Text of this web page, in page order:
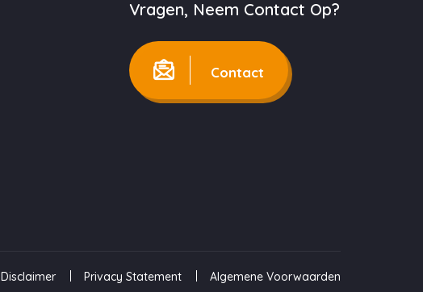
Vragen, Neem Contact Op?
Contact
Disclaimer Privacy Statement Algemene Voorwaarden